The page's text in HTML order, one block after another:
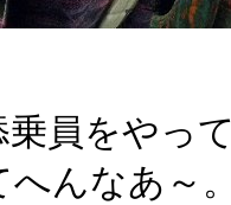
員をやっ
へんなあ～